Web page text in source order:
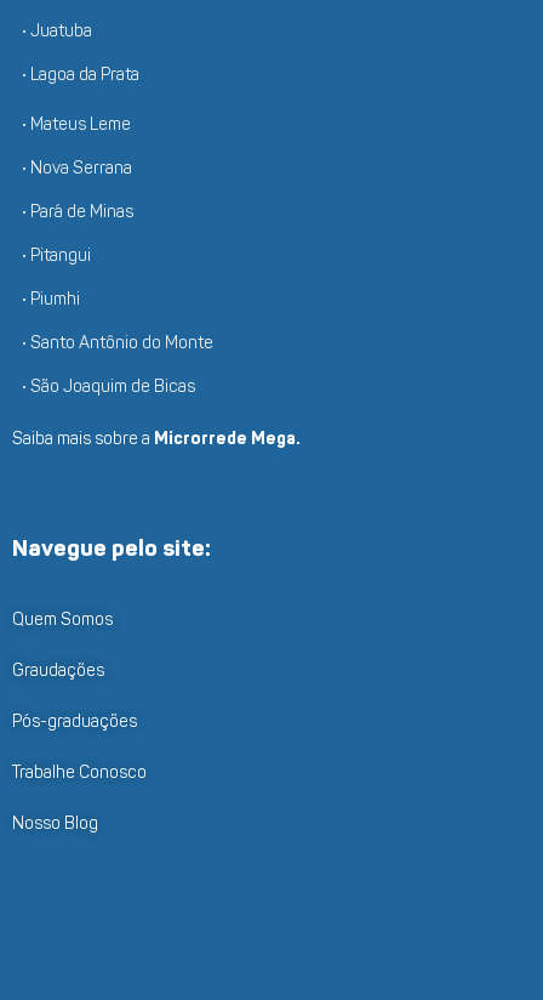
• Juatuba
• Lagoa da Prata
• Mateus Leme
• Nova Serrana
• Pará de Minas
• Pitangui
• Piumhi
• Santo Antônio do Monte
• São Joaquim de Bicas
Saiba mais sobre a Microrrede Mega.
Navegue pelo site:
Quem Somos
Graudações
Pós-graduações
Trabalhe Conosco
Nosso Blog